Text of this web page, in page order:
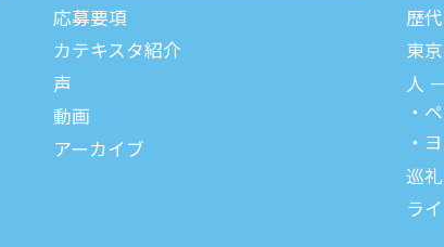
応募要項
カテキスタ紹介
声
動画
アーカイブ
歴
東
⼈
巡
ラ